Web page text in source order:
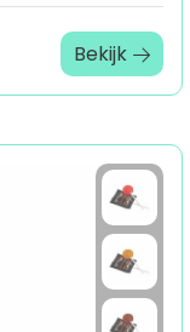
Bekijk